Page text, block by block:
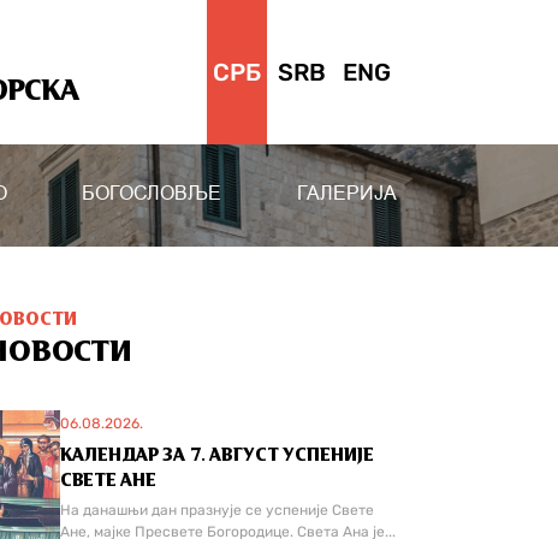
СРБ SRB ENG
БОГОСЛОВЉЕ ГАЛЕРИЈА
06.08.2026.
КАЛЕНДАР ЗА 7. АВГУСТ УСПЕНИЈЕ
СВЕТЕ АНЕ
На данашњи дан празнује се успеније Свете
Ане, мајке Пресвете Богородице. Света Ана је...